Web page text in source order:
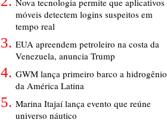
móveis detectem logins suspeitos em
tempo real
EUA apreendem petroleiro na costa da
Venezuela, anuncia Trump
GWM lança primeiro barco a hidrogênio
da América Latina
Marina Itajaí lança evento que reúne
universo náutico